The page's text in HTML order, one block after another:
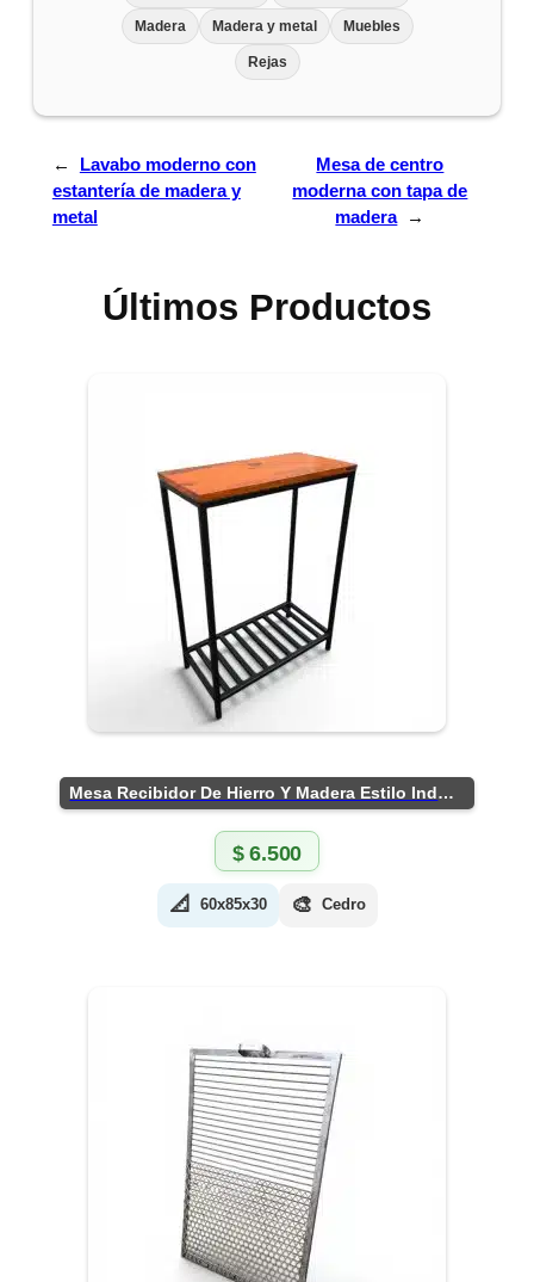
Madera Madera y metal Muebles
Rejas
←
Lavabo moderno con
estantería de madera y
metal
Mesa de centro
moderna con tapa de
madera
→
Últimos Productos
Mesa Recibidor De Hierro Y Madera Estilo Industrial
$6.500
📐 60x85x30 🎨 Cedro